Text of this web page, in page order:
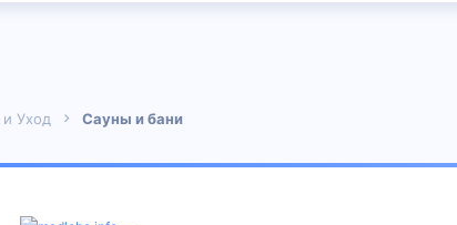
почта
и Уход Сауны и бани